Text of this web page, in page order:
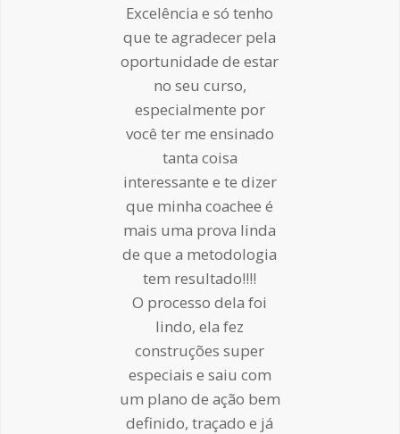
Excelência e só tenho
que te agradecer pela
oportunidade de estar
no seu curso,
especialmente por
você ter me ensinado
tanta coisa
interessante e te dizer
que minha coachee é
mais uma prova linda
de que a metodologia
tem resultado!!!!
O processo dela foi
lindo, ela fez
construções super
especiais e saiu com
um plano de ação bem
definido, traçado e já